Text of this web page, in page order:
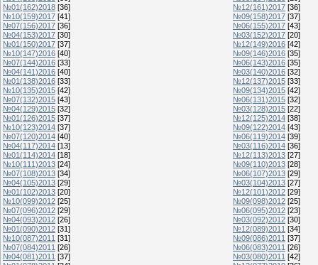
№01(162)2018 [36] №12(161)2017 [36]
№10(159)2017 [41] №09(158)2017 [37]
№07(156)2017 [36] №06(155)2017 [43]
№04(153)2017 [30] №03(152)2017 [20]
№01(150)2017 [37] №12(149)2016 [42]
№10(147)2016 [40] №09(146)2016 [35]
№07(144)2016 [33] №06(143)2016 [35]
№04(141)2016 [40] №03(140)2016 [32]
№01(138)2016 [33] №12(137)2015 [33]
№10(135)2015 [42] №09(134)2015 [42]
№07(132)2015 [43] №06(131)2015 [32]
№04(129)2015 [32] №03(128)2015 [22]
№01(126)2015 [37] №12(125)2014 [38]
№10(123)2014 [37] №09(122)2014 [43]
№07(120)2014 [40] №06(119)2014 [39]
№04(117)2014 [13] №03(116)2014 [36]
№01(114)2014 [18] №12(113)2013 [27]
№10(111)2013 [24] №09(110)2013 [28]
№07(108)2013 [34] №06(107)2013 [29]
№04(105)2013 [29] №03(104)2013 [27]
№01(102)2013 [20] №12(101)2012 [29]
№10(099)2012 [25] №09(098)2012 [25]
№07(096)2012 [29] №06(095)2012 [23]
№04(093)2012 [26] №03(092)2012 [30]
№01(090)2012 [31] №12(089)2011 [34]
№10(087)2011 [31] №09(086)2011 [37]
№07(084)2011 [26] №06(083)2011 [26]
№04(081)2011 [37] №03(080)2011 [42]